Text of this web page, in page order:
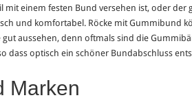
mit einem festen Bund versehen ist, oder der
und komfortabel. Röcke mit Gummibund
gut aussehen, denn oftmals sind die
dass optisch ein schöner Bundabschluss
Marken